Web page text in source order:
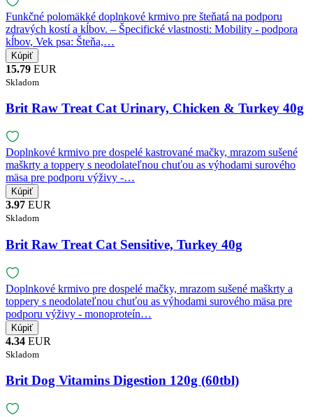
Funkčné polomäkké doplnkové krmivo pre šteňatá na podporu
zdravých kostí a kĺbov. – Špecifické vlastnosti: Mobility - podpora
kĺbov, Vek psa: Šteňa,…
15.79 EUR
Skladom
Brit Raw Treat Cat Urinary, Chicken & Turkey 40g
Doplnkové krmivo pre dospelé kastrované mačky, mrazom sušené
maškrty a toppery s neodolateľnou chuťou as výhodami surového
mäsa pre podporu výživy -…
3.97 EUR
Skladom
Brit Raw Treat Cat Sensitive, Turkey 40g
Doplnkové krmivo pre dospelé mačky, mrazom sušené maškrty a
toppery s neodolateľnou chuťou as výhodami surového mäsa pre
podporu výživy - monoproteín…
4.34 EUR
Skladom
Brit Dog Vitamins Digestion 120g (60tbl)